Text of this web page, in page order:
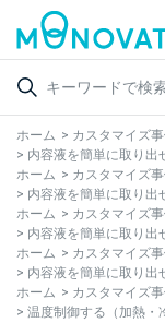
ホーム > カスタマイズ事
> 内容液を簡単に取り出
ホーム > カスタマイズ事
> 内容液を簡単に取り出
ホーム > カスタマイズ事
> 内容液を簡単に取り出
ホーム > カスタマイズ事
> 内容液を簡単に取り出
ホーム > カスタマイズ事
> 温度制御する（加熱・